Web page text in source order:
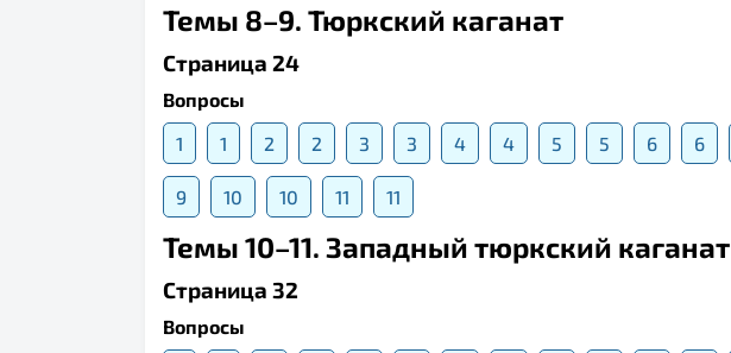
Темы 8–9. Тюркский каганат
Страница 24
Вопросы
1
1 2 2 3 3 4 4 5 5 6 6
9 10 10 11 11
Темы 10–11. Западный тюркский каганат
Страница 32
Вопросы